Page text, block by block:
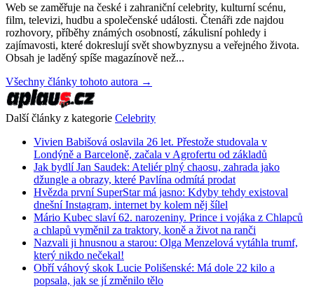
Web se zaměřuje na české i zahraniční celebrity, kulturní scénu,
film, televizi, hudbu a společenské události. Čtenáři zde najdou
rozhovory, příběhy známých osobností, zákulisní pohledy i
zajímavosti, které dokreslují svět showbyznysu a veřejného života.
Obsah je laděný spíše magazínově než...
Všechny články tohoto autora →
Další články z kategorie Celebrity
Vivien Babišová oslavila 26 let. Přestože studovala v
Londýně a Barceloně, začala v Agrofertu od základů
Jak bydlí Jan Saudek: Ateliér plný chaosu, zahrada jako
džungle a obrazy, které Pavlína odmítá prodat
Hvězda první SuperStar má jasno: Kdyby tehdy existoval
dnešní Instagram, internet by kolem něj šílel
Mário Kubec slaví 62. narozeniny. Prince i vojáka z Chlapců
a chlapů vyměnil za traktory, koně a život na ranči
Nazvali ji hnusnou a starou: Olga Menzelová vytáhla trumf,
který nikdo nečekal!
Obří váhový skok Lucie Polišenské: Má dole 22 kilo a
popsala, jak se jí změnilo tělo